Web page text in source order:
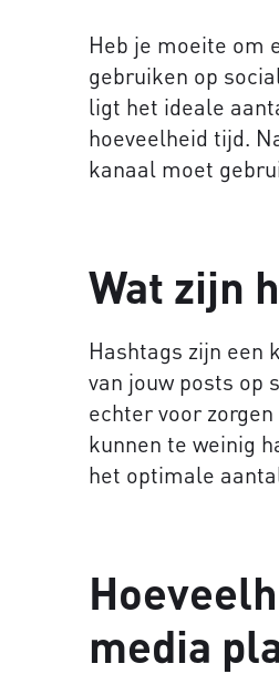
Heb je moeite om
gebruiken op
ligt het ideale
hoeveelheid tijd.
kanaal moet
Wat zijn
Hashtags zijn een
van jouw posts op
echter voor
kunnen te weinig
het optimale
media